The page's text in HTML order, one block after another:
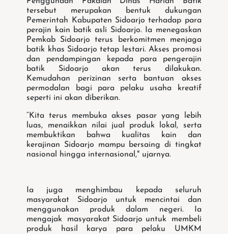
tersebut merupakan bentuk dukungan
Pemerintah Kabupaten Sidoarjo terhadap para
perajin kain batik asli Sidoarjo. Ia menegaskan
Pemkab Sidoarjo terus berkomitmen menjaga
batik khas Sidoarjo tetap lestari. Akses promosi
dan pendampingan kepada para pengerajin
batik Sidoarjo akan terus dilakukan.
Kemudahan perizinan serta bantuan akses
permodalan bagi para pelaku usaha kreatif
seperti ini akan diberikan.
“Kita terus membuka akses pasar yang lebih
luas, menaikkan nilai jual produk lokal, serta
membuktikan bahwa kualitas kain dan
kerajinan Sidoarjo mampu bersaing di tingkat
nasional hingga internasional," ujarnya.
Ia juga menghimbau kepada seluruh
masyarakat Sidoarjo untuk mencintai dan
menggunakan produk dalam negeri. Ia
mengajak masyarakat Sidoarjo untuk membeli
produk hasil karya para pelaku UMKM